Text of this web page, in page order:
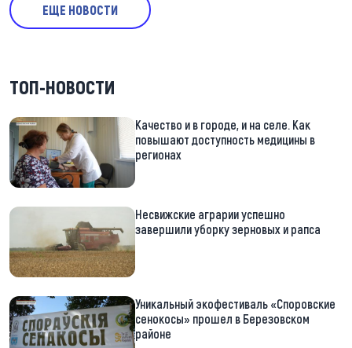
ЕЩЕ НОВОСТИ
ТОП-НОВОСТИ
Качество и в городе, и на селе. Как
повышают доступность медицины в
регионах
Несвижские аграрии успешно
завершили уборку зерновых и рапса
Уникальный экофестиваль «Споровские
сенокосы» прошел в Березовском
районе